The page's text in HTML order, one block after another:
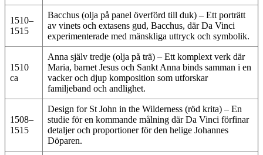
1510–
1515
Bacchus (olja på panel överförd till duk) – Ett porträtt
av vinets och extasens gud, Bacchus, där Da Vinci
experimenterade med mänskliga uttryck och symbolik.
1510
ca
Anna själv tredje (olja på trä) – Ett komplext verk där
Maria, barnet Jesus och Sankt Anna binds samman i en
vacker och djup komposition som utforskar
familjeband och andlighet.
1508–
1515
Design for St John in the Wilderness (röd krita) – En
studie för en kommande målning där Da Vinci förfinar
detaljer och proportioner för den helige Johannes
Döparen.